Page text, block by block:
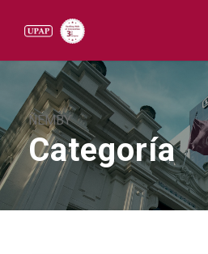
ÑEMBY
Categoría